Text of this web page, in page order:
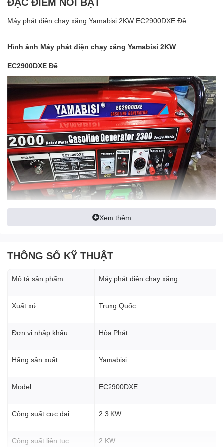
Máy phát điện chạy xăng Yamabisi 2KW EC2900DXE Đề
Hình ảnh Máy phát điện chạy xăng Yamabisi 2KW
EC2900DXE Đề
Xem thêm
THÔNG SỐ KỸ THUẬT
Mô tả sản phẩm Máy phát điện chạy xăng
Xuất xứ Trung Quốc
Đơn vị nhập khẩu Hòa Phát
Hãng sản xuất Yamabisi
Model EC2900DXE
Công suất cực đại 2.3 KW
Công suất liên tục 2 KW